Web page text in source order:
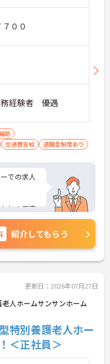
００
経験者 優遇
助
交通費支給 退職金制度あり
での求人
との予定
くださ
紹介してもらう
更新日：2026年07月27日
人ホームサンサンホーム
特別養護老人ホー
＜正社員＞